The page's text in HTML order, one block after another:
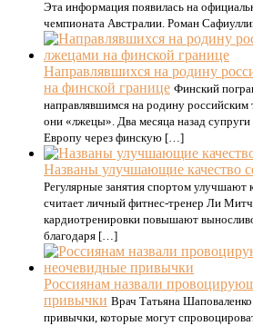
Эта информация появилась на
чемпионата Австралии. Роман
Направлявшихся на родину
на финской границе Финский
направлявшимся на родину российским
они «лжецы». Два месяца назад супруги
Европу через финскую […]
Названы улучшающие качество
Регулярные занятия спортом улучшают
считает личный фитнес-тренер Ли
кардиотренировки повышают
благодаря […]
Россиянам назвали
привычки Врач Татьяна
привычки, которые могут